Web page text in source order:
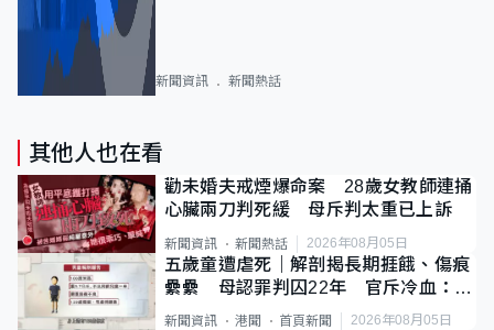
新聞資訊 新聞熱話
其他人也在看
勸未婚夫戒煙爆命案 28歲女教師連捅
心臟兩刀判死緩 母斥判太重已上訴
新聞資訊 新聞熱話 2026年08月05日
五歲童遭虐死｜解剖揭長期捱餓、傷痕
纍纍 母認罪判囚22年 官斥冷血：同
類案最惡劣
新聞資訊 港聞 首頁新聞 2026年08月05日